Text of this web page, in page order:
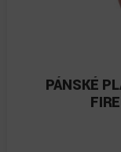
PÁNSKÉ